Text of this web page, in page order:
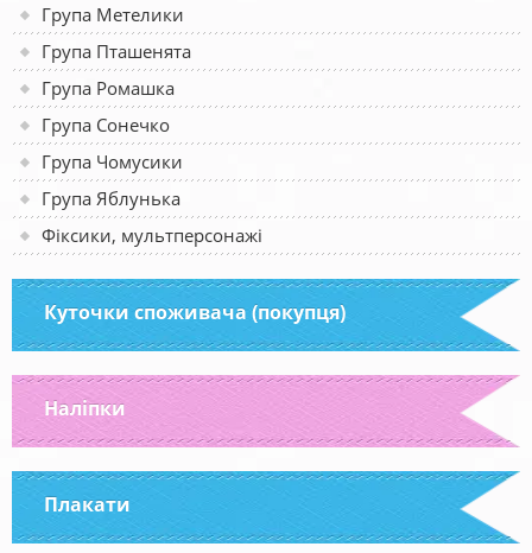
Група Метелики
Група Пташенята
Група Ромашка
Група Сонечко
Група Чомусики
Група Яблунька
Фіксики, мультперсонажі
Куточки споживача (покупця)
Наліпки
Плакати